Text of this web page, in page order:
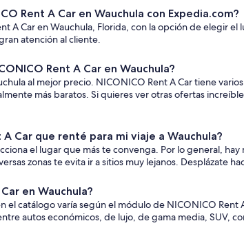
Rent A Car en Wauchula con Expedia.com?
A Car en Wauchula, Florida, con la opción de elegir
atención al cliente.
Rent A Car en Wauchula?
al mejor precio. NICONICO Rent A Car tiene
más baratos. Si quieres ver otras ofertas
Car que renté para mi viaje a Wauchula?
el lugar que más te convenga. Por lo general,
zonas te evita ir a sitios muy lejanos. Desplázate
en Wauchula?
el catálogo varía según el módulo de NICONICO
autos económicos, de lujo, de gama media, SUV,